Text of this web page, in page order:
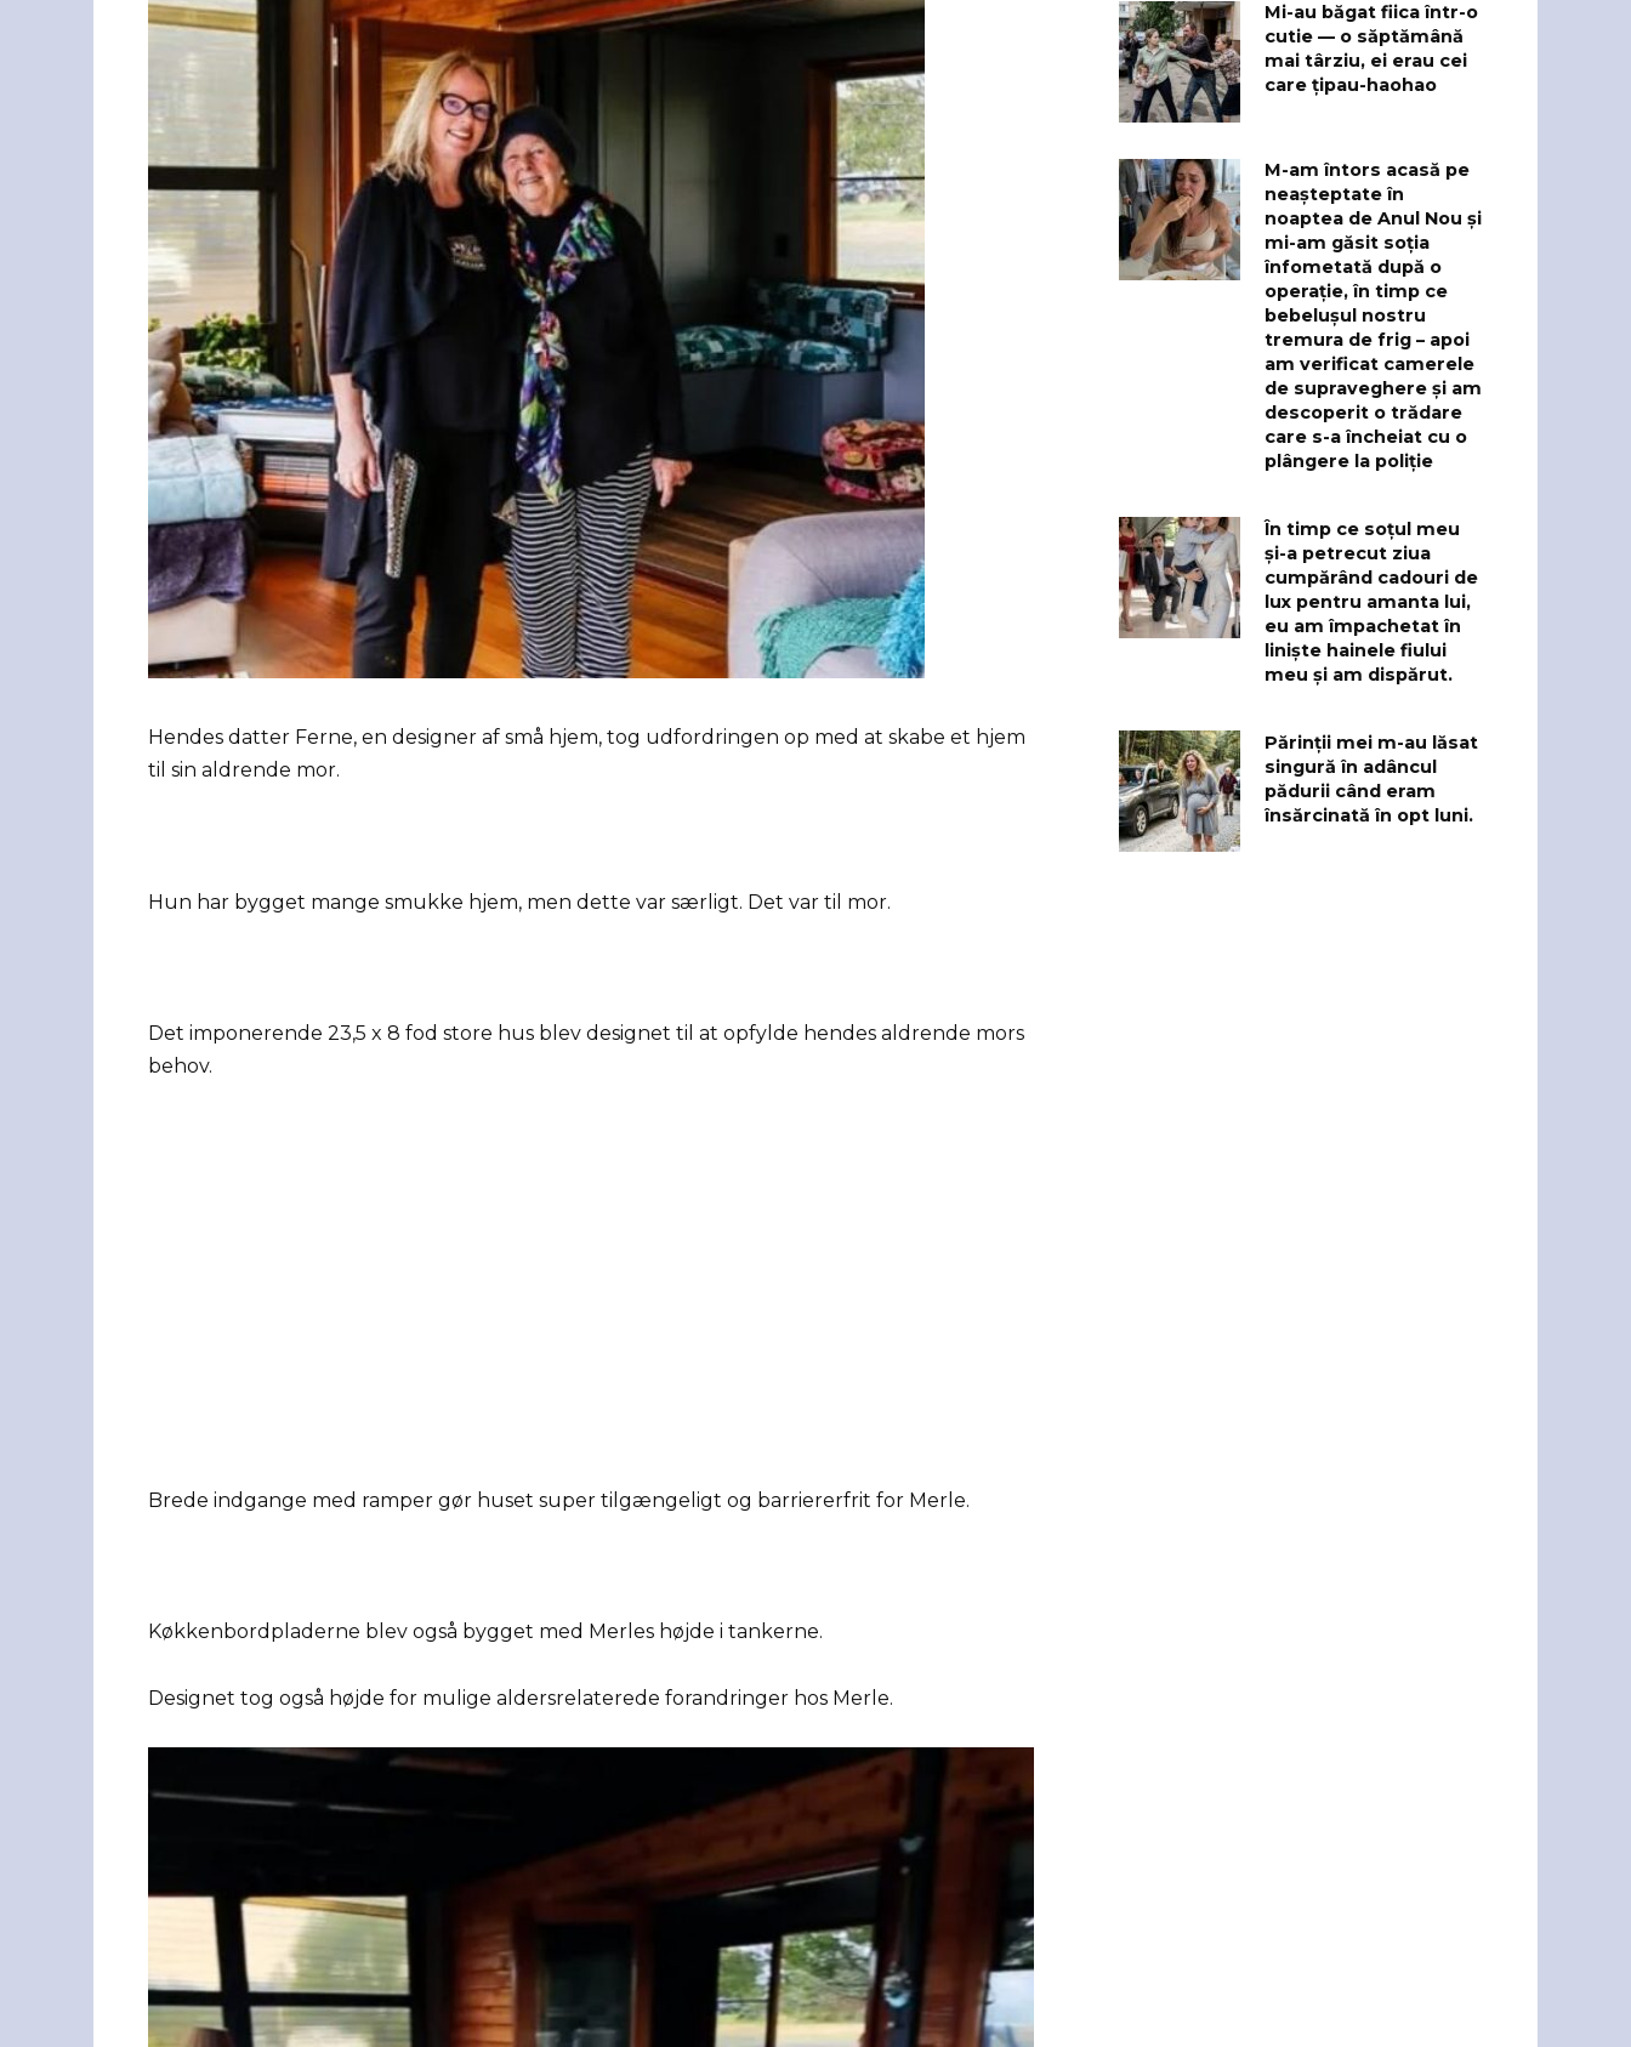
Hendes datter Ferne, en designer af små hjem, tog udfordringen op med at skabe et hjem
til sin aldrende mor.
Hun har bygget mange smukke hjem, men dette var særligt. Det var til mor.
Det imponerende 23,5 x 8 fod store hus blev designet til at opfylde hendes aldrende mors
behov.
Brede indgange med ramper gør huset super tilgængeligt og barriererfrit for Merle.
Køkkenbordpladerne blev også bygget med Merles højde i tankerne.
Designet tog også højde for mulige aldersrelaterede forandringer hos Merle.
Mi-au băgat fiica într-o
cutie — o săptămână
mai târziu, ei erau cei
care țipau-haohao
M-am întors acasă pe
neașteptate în
noaptea de Anul Nou și
mi-am găsit soția
înfometată după o
operație, în timp ce
bebelușul nostru
tremura de frig – apoi
am verificat camerele
de supraveghere și am
descoperit o trădare
care s-a încheiat cu o
plângere la poliție
În timp ce soțul meu
și-a petrecut ziua
cumpărând cadouri de
lux pentru amanta lui,
eu am împachetat în
liniște hainele fiului
meu și am dispărut.
Părinții mei m-au lăsat
singură în adâncul
pădurii când eram
însărcinată în opt luni.